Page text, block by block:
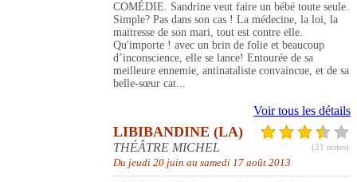
COMÉDIE. Sandrine veut faire un bébé toute seule.
Simple? Pas dans son cas ! La médecine, la loi, la
maitresse de son mari, tout est contre elle.
Qu'importe ! avec un brin de folie et beaucoup
d’inconscience, elle se lance! Entourée de sa
meilleure ennemie, antinataliste convaincue, et de sa
belle-sœur cat...
Voir tous les détails
(21 notes)
LIBIBANDINE (LA)
THÉÂTRE MICHEL
Du jeudi 20 juin au samedi 17 août 2013